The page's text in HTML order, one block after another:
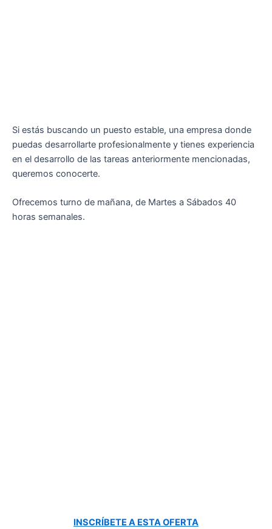
Si estás buscando un puesto estable, una empresa donde
puedas desarrollarte profesionalmente y tienes experiencia
en el desarrollo de las tareas anteriormente mencionadas,
queremos conocerte.
Ofrecemos turno de mañana, de Martes a Sábados 40
horas semanales.
INSCRÍBETE A ESTA OFERTA